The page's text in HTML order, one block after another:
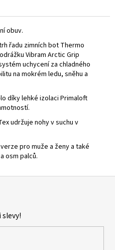
obuv.
řadu zimních bot Thermo
Vibram Arctic Grip
uchycení za chladného
na mokrém ledu, sněhu a
díky lehké izolaci Primaloft
udržuje nohy v suchu v
pro muže a ženy a také
osm palců.